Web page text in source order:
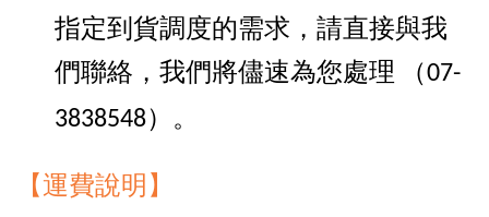
指定到貨調度的需求，請直接與我
們聯絡，我們將儘速為您處理 （07-
3838548） 。
【運費說明】